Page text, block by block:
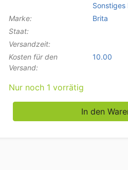
Sonstiges
Marke:
Brita
Staat:
Versandzeit:
Kosten für den
Versand:
10.00
Nur noch 1 vorrätig
Posten Brita Purity Ersatzteile
In den